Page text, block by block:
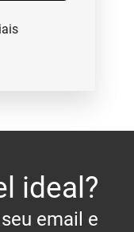
ideal?
email e